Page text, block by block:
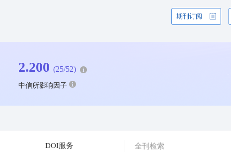
期刊订阅
2.200 (25/52)
中信所影响因子
DOI服务